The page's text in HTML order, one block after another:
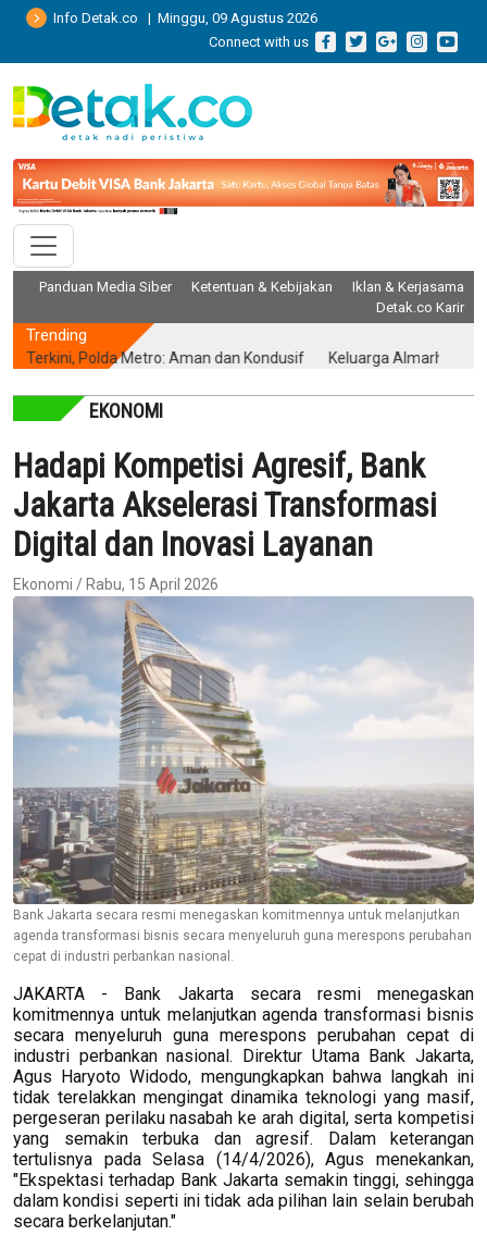
Info Detak.co | Minggu, 09 Agustus 2026
Connect with us
Panduan Media Siber Ketentuan & Kebijakan
Iklan & Kerjasama
Detak.co Karir
Trending
Polda Metro: Aman dan Kondusif Keluarga Almarhum Yurizal
EKONOMI
Hadapi Kompetisi Agresif, Bank
Jakarta Akselerasi Transformasi
Digital dan Inovasi Layanan
Ekonomi / Rabu, 15 April 2026
Bank Jakarta secara resmi menegaskan komitmennya untuk melanjutkan
agenda transformasi bisnis secara menyeluruh guna merespons perubahan
cepat di industri perbankan nasional.
JAKARTA - Bank Jakarta secara resmi menegaskan
komitmennya untuk melanjutkan agenda transformasi bisnis
secara menyeluruh guna merespons perubahan cepat di
industri perbankan nasional. Direktur Utama Bank Jakarta,
Agus Haryoto Widodo, mengungkapkan bahwa langkah ini
tidak terelakkan mengingat dinamika teknologi yang masif,
pergeseran perilaku nasabah ke arah digital, serta kompetisi
yang semakin terbuka dan agresif. Dalam keterangan
tertulisnya pada Selasa (14/4/2026), Agus menekankan,
"Ekspektasi terhadap Bank Jakarta semakin tinggi, sehingga
dalam kondisi seperti ini tidak ada pilihan lain selain berubah
secara berkelanjutan."